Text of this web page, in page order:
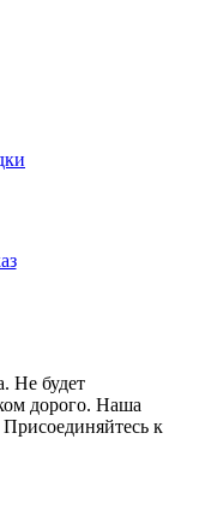
Не будет
дорого. Наша
к